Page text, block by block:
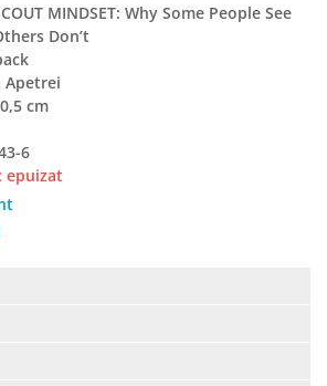
MINDSET: Why Some People See
Don’t
Apetrei
cm
6
epuizat